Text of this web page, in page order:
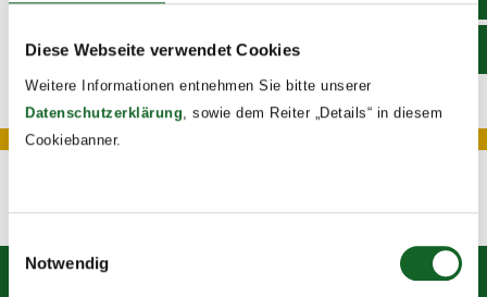
Diese Webseite verwendet Cookies
Weitere Informationen entnehmen Sie bitte unserer
Datenschutzerklärung , sowie dem Reiter „Details“ in diesem
Cookiebanner.
Notwendig
(Antoine de Saint-Exupéry)